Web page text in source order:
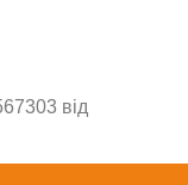
від